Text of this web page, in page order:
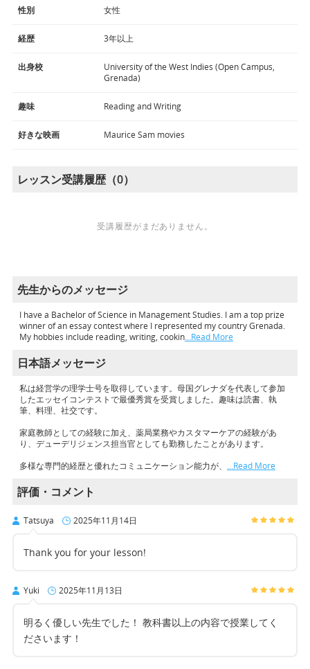
性別 女性
経歴 3年以上
出身校
University of the West Indies (Open Campus,
Grenada)
趣味 Reading and Writing
好きな映画 Maurice Sam movies
レッスン受講履歴（0）
受講履歴がまだありません。
先生からのメッセージ
I have a Bachelor of Science in Management Studies. I am a top prize
winner of an essay contest where I represented my country Grenada.
My hobbies include reading, writing, cookin…Read More
日本語メッセージ
私は経営学の理学士号を取得しています。母国グレナダを代表して参加
したエッセイコンテストで最優秀賞を受賞しました。趣味は読書、執
筆、料理、社交です。
家庭教師としての経験に加え、薬局業務やカスタマーケアの経験があ
り、デューデリジェンス担当官としても勤務したことがあります。
多様な専門的経歴と優れたコミュニケーション能力が、 …Read More
評価・コメント
Tatsuya 2025年11月14日
Thank you for your lesson!
Yuki 2025年11月13日
明るく優しい先生でした！ 教科書以上の内容で授業してく
ださいます！